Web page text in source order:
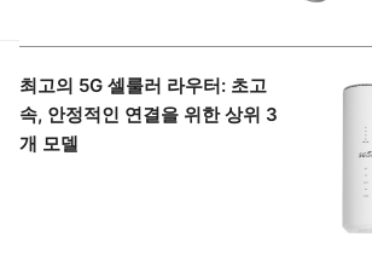
최고의 5G 셀룰러 라우터: 초고
속, 안정적인 연결을 위한 상위 3
개 모델